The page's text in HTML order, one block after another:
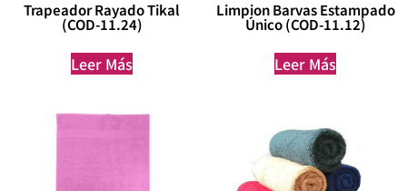
Trapeador Rayado Tikal
(COD-11.24)
Leer Más
Limpion Barvas Estampado
Único (COD-11.12)
Leer Más